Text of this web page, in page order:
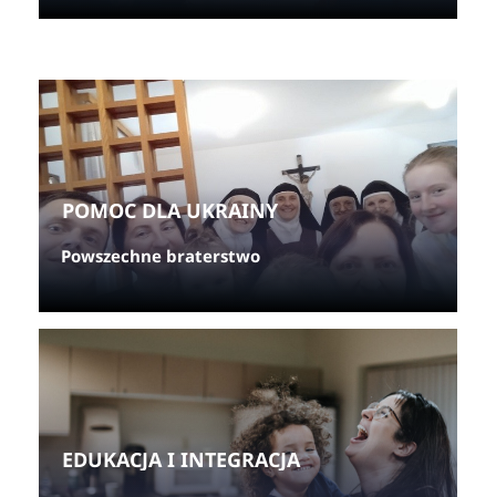
POMOC DLA UKRAINY
Powszechne braterstwo
EDUKACJA I INTEGRACJA